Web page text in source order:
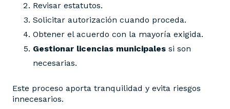
Revisar estatutos.
Solicitar autorización cuando proceda.
Obtener el acuerdo con la mayoría exigida.
Gestionar licencias municipales si son
necesarias.
Este proceso aporta tranquilidad y evita riesgos
innecesarios.